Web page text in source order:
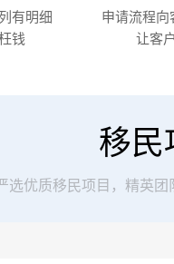
有明细
钱
申请流程向
让客
移民
选优质移民项目，精英团